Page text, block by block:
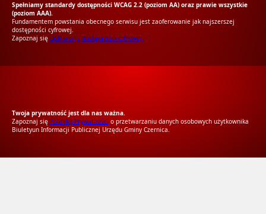
Spełniamy standardy dostępności WCAG 2.2 (poziom AA) oraz prawie wszystkie
(poziom AAA).
Fundamentem powstania obecnego serwisu jest zaoferowanie jak najszerszej
dostępności cyfrowej.
Zapoznaj się Deklaracją dostępności cyfrowej.
Twoja prywatność jest dla nas ważna.
Zapoznaj się Polityką Prywatności o przetwarzaniu danych osobowych użytkownika
Biuletyun Informacji Publicznej Urzędu Gminy Czernica.